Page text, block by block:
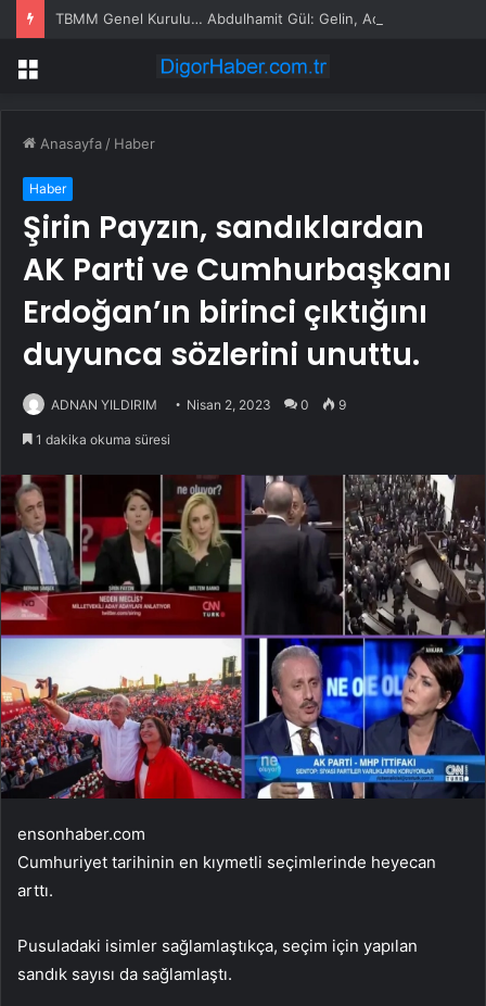
Menü
Anasayfa / Haber
Haber
Şirin Payzın, sandıklardan
AK Parti ve Cumhurbaşkanı
Erdoğan’ın birinci çıktığını
duyunca sözlerini unuttu.
ADNAN YILDIRIM Nisan 2, 2023 0 9
1 dakika okuma süresi
ensonhaber.com
Cumhuriyet tarihinin en kıymetli seçimlerinde heyecan
arttı.
Pusuladaki isimler sağlamlaştıkça, seçim için yapılan
sandık sayısı da sağlamlaştı.